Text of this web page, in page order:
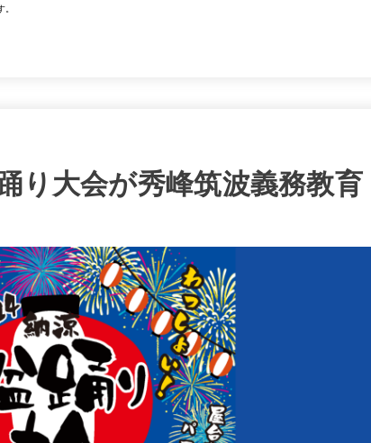
り大会が秀峰筑波義務教育